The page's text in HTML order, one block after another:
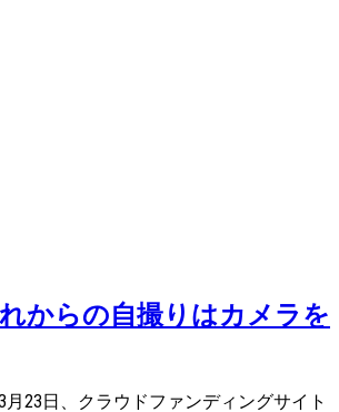
からの自撮りはカメラを
月23日、クラウドファンディングサイト